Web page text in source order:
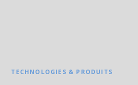
TECHNOLOGIES & PRODUITS